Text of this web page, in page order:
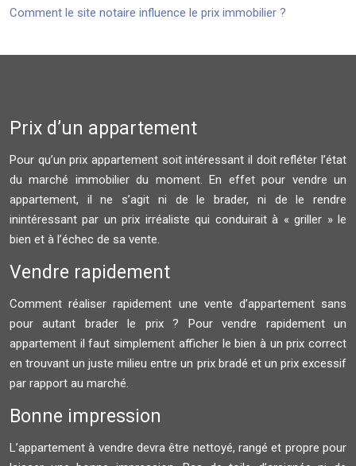
Comment le site notaire influence le prix immobilier ?
Prix d’un appartement
Pour qu’un prix appartement soit intéressant il doit refléter l’état
du marché immobilier du moment. En effet pour vendre un
appartement, il ne s’agit ni de le brader, ni de le rendre
inintéressant par un prix irréaliste qui conduirait à « griller » le
bien et à l’échec de sa vente.
Vendre rapidement
Comment réaliser rapidement une vente d’appartement sans
pour autant brader le prix ? Pour vendre rapidement un
appartement il faut simplement afficher le bien à un prix correct
en trouvant un juste milieu entre un prix bradé et un prix excessif
par rapport au marché.
Bonne impression
L’appartement à vendre devra être nettoyé, rangé et propre pour